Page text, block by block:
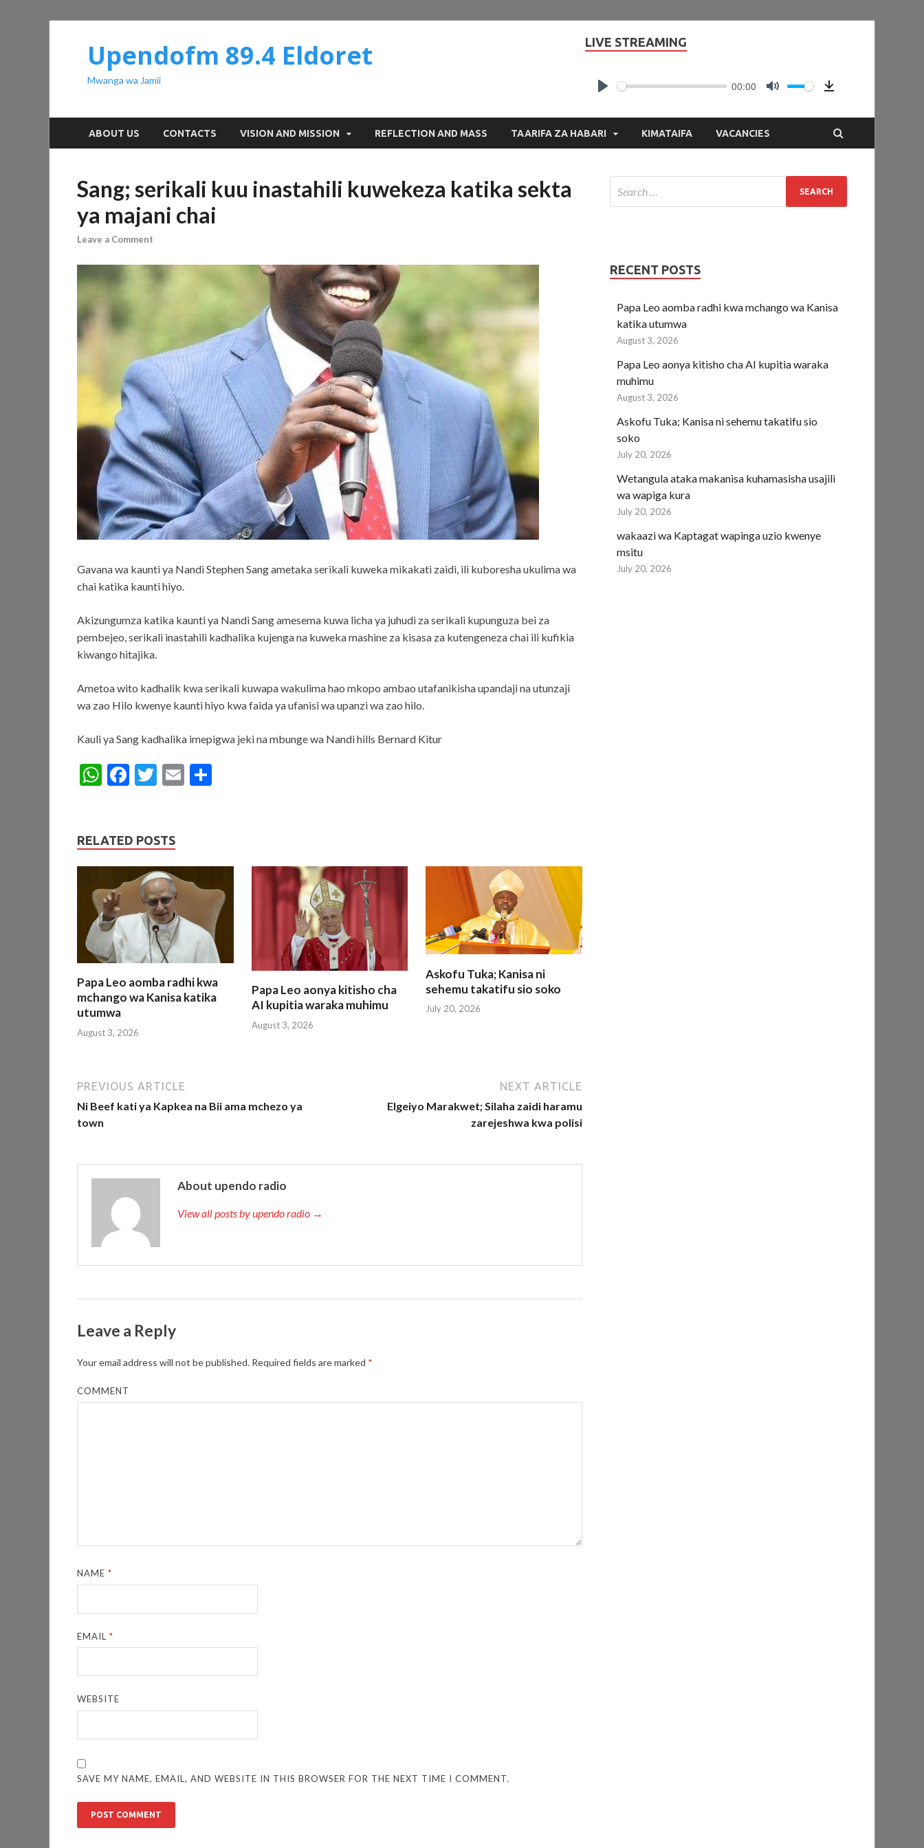
Upendofm 89.4 Eldoret
Mwanga wa Jamii
LIVE STREAMING
00:00
ABOUT US CONTACTS VISION AND MISSION REFLECTION AND MASS TAARIFA ZA HABARI KIMATAIFA VACANCIES
Sang; serikali kuu inastahili kuwekeza katika sekta
ya majani chai
Leave a Comment
Gavana wa kaunti ya Nandi Stephen Sang ametaka serikali kuweka mikakati zaidi, ili kuboresha ukulima wa
chai katika kaunti hiyo.
Akizungumza katika kaunti ya Nandi Sang amesema kuwa licha ya juhudi za serikali kupunguza bei za
pembejeo, serikali inastahili kadhalika kujenga na kuweka mashine za kisasa za kutengeneza chai ili kufikia
kiwango hitajika.
Ametoa wito kadhalik kwa serikali kuwapa wakulima hao mkopo ambao utafanikisha upandaji na utunzaji
wa zao Hilo kwenye kaunti hiyo kwa faida ya ufanisi wa upanzi wa zao hilo.
Kauli ya Sang kadhalika imepigwa jeki na mbunge wa Nandi hills Bernard Kitur
W
s
A
p
p
F
b
o
o
k
T
er
E
RELATED POSTS
Papa Leo aomba radhi kwa
mchango wa Kanisa katika
utumwa
August 3, 2026
Papa Leo aonya kitisho cha
AI kupitia waraka muhimu
August 3, 2026
Askofu Tuka; Kanisa ni
sehemu takatifu sio soko
July 20, 2026
PREVIOUS ARTICLE
Ni Beef kati ya Kapkea na Bii ama mchezo ya
town
NEXT ARTICLE
Elgeiyo Marakwet; Silaha zaidi haramu
zarejeshwa kwa polisi
About upendo radio
View all posts by upendo radio →
Leave a Reply
Your email address will not be published. Required fields are marked *
COMMENT
NAME*
EMAIL*
WEBSITE
SAVE MY NAME, EMAIL, AND WEBSITE IN THIS BROWSER FOR THE NEXT TIME I COMMENT.
RECENT POSTS
Papa Leo aomba radhi kwa mchango wa Kanisa
katika utumwa
August 3, 2026
Papa Leo aonya kitisho cha AI kupitia waraka
muhimu
August 3, 2026
Askofu Tuka; Kanisa ni sehemu takatifu sio
soko
July 20, 2026
Wetangula ataka makanisa kuhamasisha usajili
wa wapiga kura
July 20, 2026
wakaazi wa Kaptagat wapinga uzio kwenye
msitu
July 20, 2026